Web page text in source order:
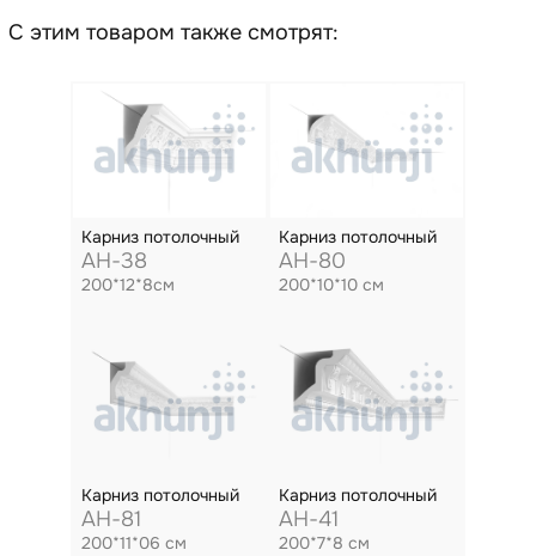
С этим товаром также смотрят:
Карниз потолочный
AH-38
200*12*8см
Карниз потолочный
AH-80
200*10*10 см
Карниз потолочный
AH-81
200*11*06 см
Карниз потолочный
AH-41
200*7*8 см